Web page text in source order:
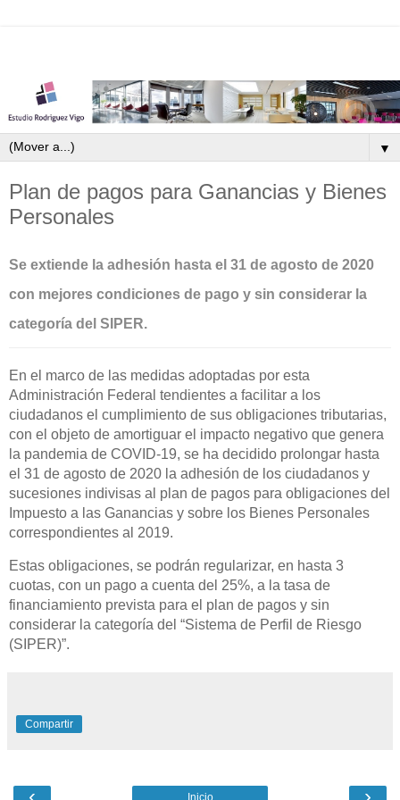
▼
Plan de pagos para Ganancias y Bienes
Personales
Se extiende la adhesión hasta el 31 de agosto de 2020
con mejores condiciones de pago y sin considerar la
categoría del SIPER.
En el marco de las medidas adoptadas por esta
Administración Federal tendientes a facilitar a los
ciudadanos el cumplimiento de sus obligaciones tributarias,
con el objeto de amortiguar el impacto negativo que genera
la pandemia de COVID-19, se ha decidido prolongar hasta
el 31 de agosto de 2020 la adhesión de los ciudadanos y
sucesiones indivisas al plan de pagos para obligaciones del
Impuesto a las Ganancias y sobre los Bienes Personales
correspondientes al 2019.
Estas obligaciones, se podrán regularizar, en hasta 3
cuotas, con un pago a cuenta del 25%, a la tasa de
financiamiento prevista para el plan de pagos y sin
considerar la categoría del “Sistema de Perfil de Riesgo
(SIPER)”.
Compartir